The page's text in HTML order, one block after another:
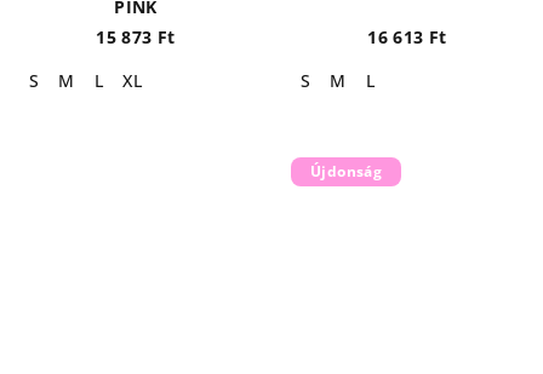
PINK
15 873 Ft
S
M L XL
16 613 Ft
S
M L
Újdonság